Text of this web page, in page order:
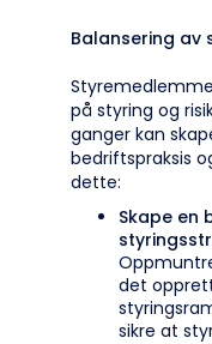
Balansering av
på styring og
ganger kan
bedriftspraksis
dette:
Skape en
det
sikre at